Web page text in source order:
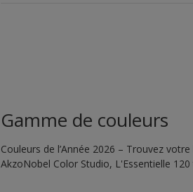
Gamme de couleurs
Couleurs de l’Année 2026 – Trouvez
AkzoNobel Color Studio, L'Essentielle